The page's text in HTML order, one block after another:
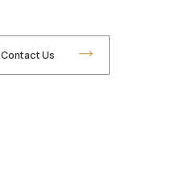
Contact Us